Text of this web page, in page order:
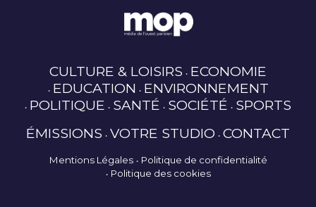
CULTURE & LOISIRS ECONOMIE
EDUCATION ENVIRONNEMENT
POLITIQUE SANTÉ SOCIÉTÉ SPORTS
ÉMISSIONS VOTRE STUDIO CONTACT
Mentions Légales
Politique de confidentialité
Politique des cookies